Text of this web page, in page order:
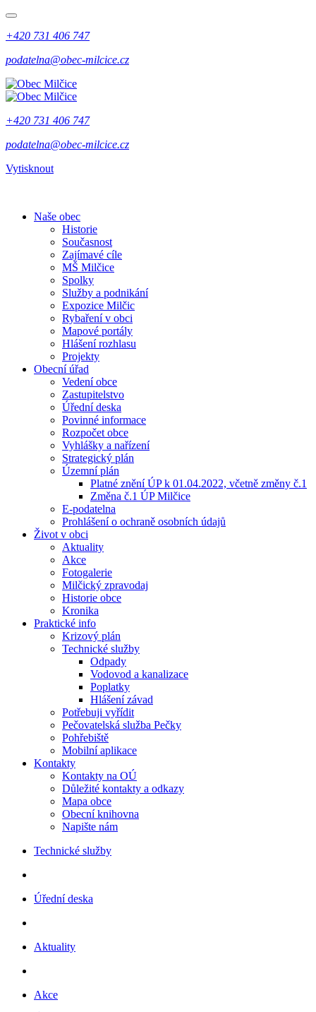
+420 731 406 747
podatelna@obec-milcice.cz
+420 731 406 747
podatelna@obec-milcice.cz
Vytisknout
Naše obec
Historie
Současnost
Zajímavé cíle
MŠ Milčice
Spolky
Služby a podnikání
Expozice Milčic
Rybaření v obci
Mapové portály
Hlášení rozhlasu
Projekty
Obecní úřad
Vedení obce
Zastupitelstvo
Úřední deska
Povinné informace
Rozpočet obce
Vyhlášky a nařízení
Strategický plán
Územní plán
Platné znění ÚP k 01.04.2022, včetně změny č.1
Změna č.1 ÚP Milčice
E-podatelna
Prohlášení o ochraně osobních údajů
Život v obci
Aktuality
Akce
Fotogalerie
Milčický zpravodaj
Historie obce
Kronika
Praktické info
Krizový plán
Technické služby
Odpady
Vodovod a kanalizace
Poplatky
Hlášení závad
Potřebuji vyřídit
Pečovatelská služba Pečky
Pohřebiště
Mobilní aplikace
Kontakty
Kontakty na OÚ
Důležité kontakty a odkazy
Mapa obce
Obecní knihovna
Napište nám
Technické služby
Úřední deska
Aktuality
Akce